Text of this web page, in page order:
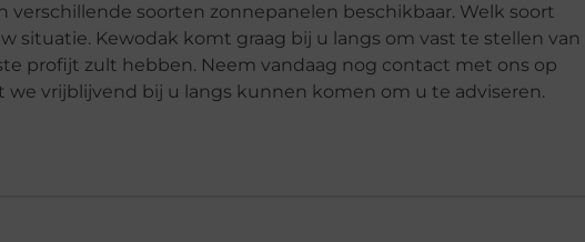
verschillende soorten zonnepanelen beschikbaar. Welk soort
situatie. Kewodak komt graag bij u langs om vast te stellen van
profijt zult hebben. Neem vandaag nog contact met ons op
we vrijblijvend bij u langs kunnen komen om u te adviseren.